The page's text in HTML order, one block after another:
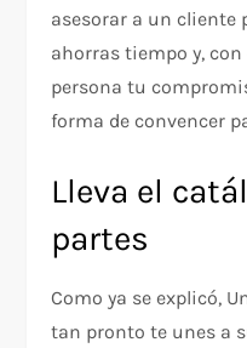
asesorar a un cliente
ahorras tiempo y,
persona tu
forma de convencer
Lleva el
partes
Como ya se explicó,
tan pronto te unes a